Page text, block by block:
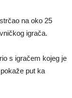
na oko 25
igrača.
s igračem kojeg je
put ka